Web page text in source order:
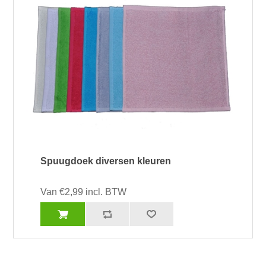
Spuugdoek diversen kleuren
Van €2,99 incl. BTW